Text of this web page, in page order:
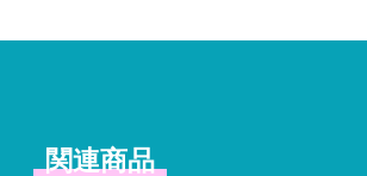
関連商品